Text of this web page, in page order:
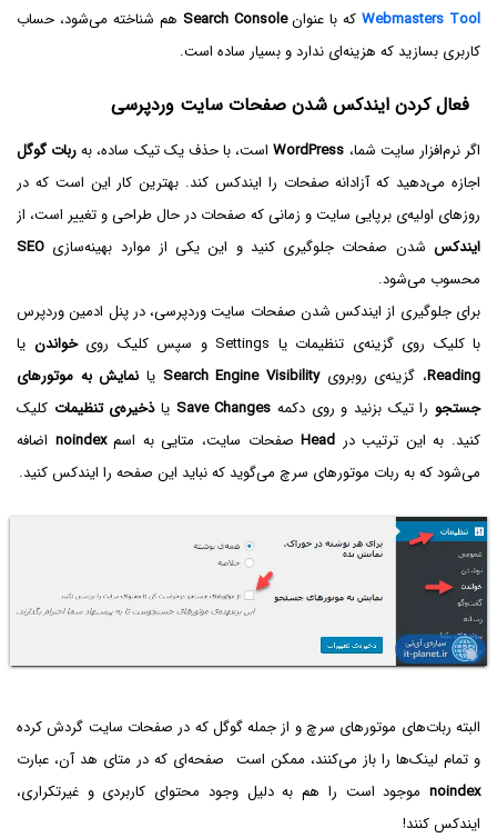
Webmasters Toolکه با عنوانSearch Console هم شناخته می‌شود، حساب
کاربری بسازید که هزینه‌ای ندارد و بسیار ساده است.
فعال کردن ایندکس شدن صفحات سایت وردپرسی
اگر نرم‌افزار سایت شما، WordPressاست، با حذف یک تیک ساده، بهربات گوگل
اجازه می‌دهید که آزادانه صفحات را ایندکس کند. بهترین کار این است که در
روزهای اولیه‌ی برپایی سایت و زمانی که صفحات در حال طراحی و تغییر است، از
ایندکس شدن صفحات جلوگیری کنید و این یکی از موارد بهینه‌سازی SEO
محسوب می‌شود.
برای جلوگیری از ایندکس شدن صفحات سایت وردپرسی، در پنل ادمین وردپرس
با کلیک روی گزینه‌ی تنظیمات یا Settings و سپس کلیک روی
خواندن یا
Reading، گزینه‌ی روبرویSearch Engine Visibility یا نمایش به موتورهای
جستجو را تیک بزنید و روی دکمه Save Changes یاذخیره‌ی تنظیمات کلیک
کنید. به این ترتیب در Headصفحات سایت، متایی به اسمnoindex اضافه
می‌شود که به ربات موتورهای سرچ می‌گوید که نباید این صفحه را ایندکس کنید.
البته ربات‌های موتورهای سرچ و از جمله گوگل که در صفحات سایت گردش کرده
و تمام لینک‌ها را باز می‌کنند، ممکن است صفحه‌ای که در متای هد آن، عبارت
noindex موجود است را هم به دلیل وجود محتوای کاربردی و غیرتکراری،
ایندکس کنند!